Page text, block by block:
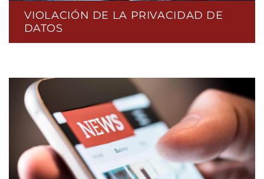
VIOLACIÓN DE LA PRIVACIDAD DE
DATOS